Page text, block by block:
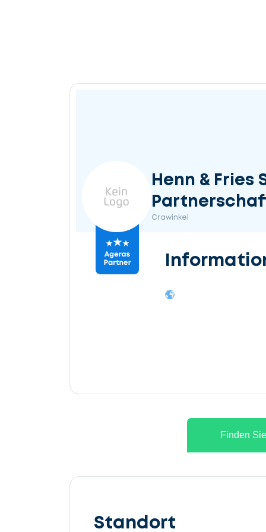
Henn &
Crawinkel
Finden
Standort
Lassen